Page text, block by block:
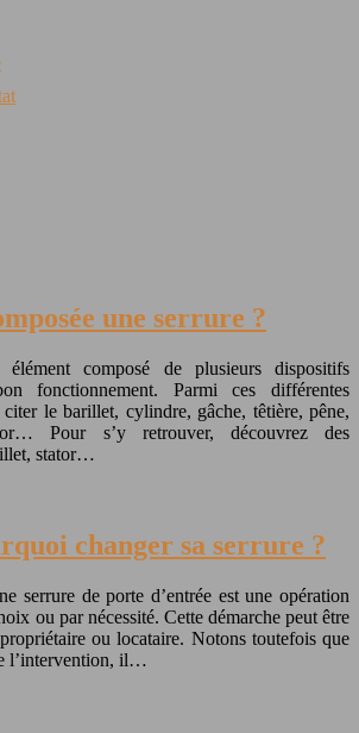
une serrure ?
composé de plusieurs dispositifs
fonctionnement. Parmi ces différentes
le barillet, cylindre, gâche, têtière, pêne,
Pour s’y retrouver, découvrez des
stator…
changer sa serrure ?
serrure de porte d’entrée est une opération
ou par nécessité. Cette démarche peut être
ou locataire. Notons toutefois que
l’intervention, il…